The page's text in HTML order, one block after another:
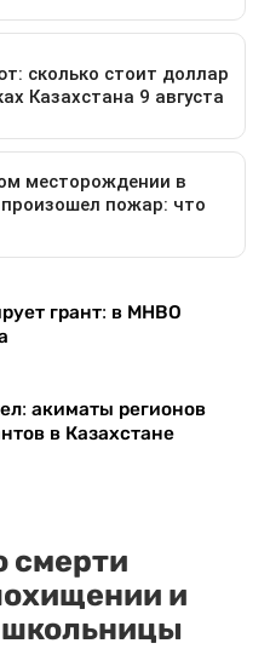
грант: в МНВО
акиматы регионов
в Казахстане
смерти
и